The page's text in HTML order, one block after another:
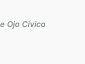
Ojo Cívico